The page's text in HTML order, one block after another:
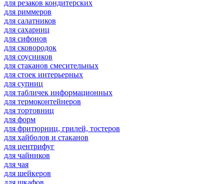
для резаков кондитерских
для риммеров
для салатников
для сахарниц
для сифонов
для сковородок
для соусников
для стаканов смесительных
для стоек интерьерных
для супниц
для табличек информационных
для термоконтейнеров
для тортовниц
для форм
для фритюрниц, грилей, тостеров
для хайболов и стаканов
для центрифуг
для чайников
для чая
для шейкеров
для шкафов